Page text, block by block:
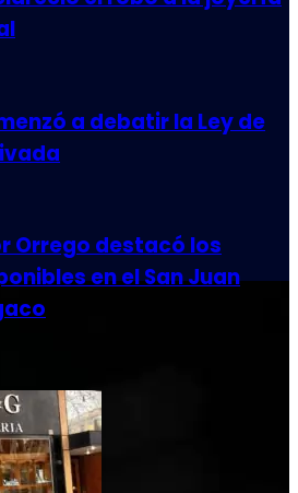
a debatir la Ley de
Orrego destacó los
en el San Juan